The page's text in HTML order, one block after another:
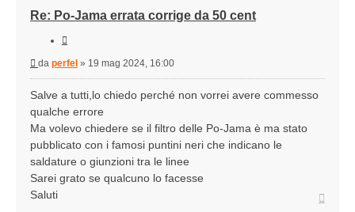
Re: Po-Jama errata corrige da 50 cent
Messaggio
da perfel » 19 mag 2024, 16:00
Salve a tutti,lo chiedo perché non vorrei avere commesso
qualche errore
Ma volevo chiedere se il filtro delle Po-Jama è ma stato
pubblicato con i famosi puntini neri che indicano le
saldature o giunzioni tra le linee
Sarei grato se qualcuno lo facesse
Saluti